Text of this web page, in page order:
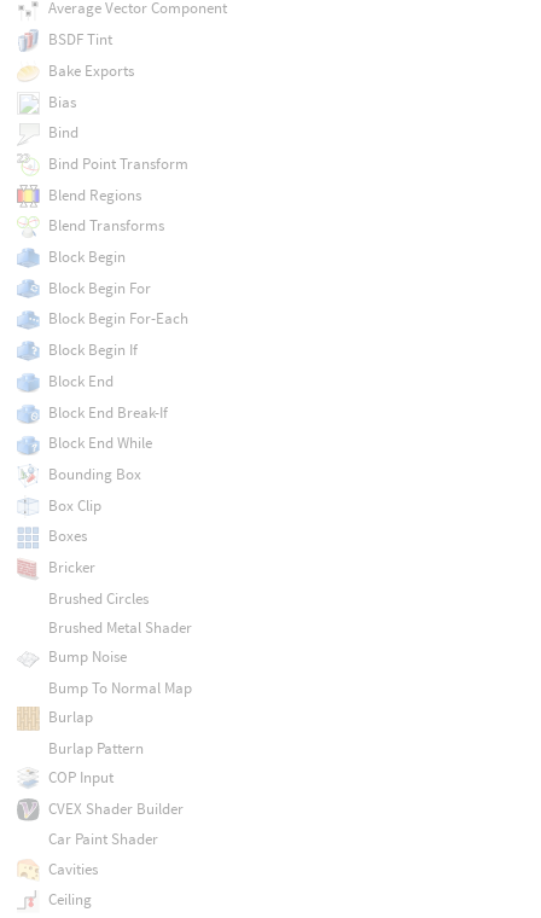
Average Vector Component
BSDF Tint
Bake Exports
Bias
Bind
Bind Point Transform
Blend Regions
Blend Transforms
Block Begin
Block Begin For
Block Begin For-Each
Block Begin If
Block End
Block End Break-If
Block End While
Bounding Box
Box Clip
Boxes
Bricker
Brushed Circles
Brushed Metal Shader
Bump Noise
Bump To Normal Map
Burlap
Burlap Pattern
COP Input
CVEX Shader Builder
Car Paint Shader
Cavities
Ceiling